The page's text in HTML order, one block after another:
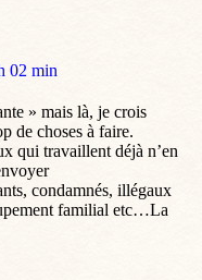
02 min
» mais là, je crois
de choses à faire.
qui travaillent déjà n’en
condamnés, illégaux
familial etc…La